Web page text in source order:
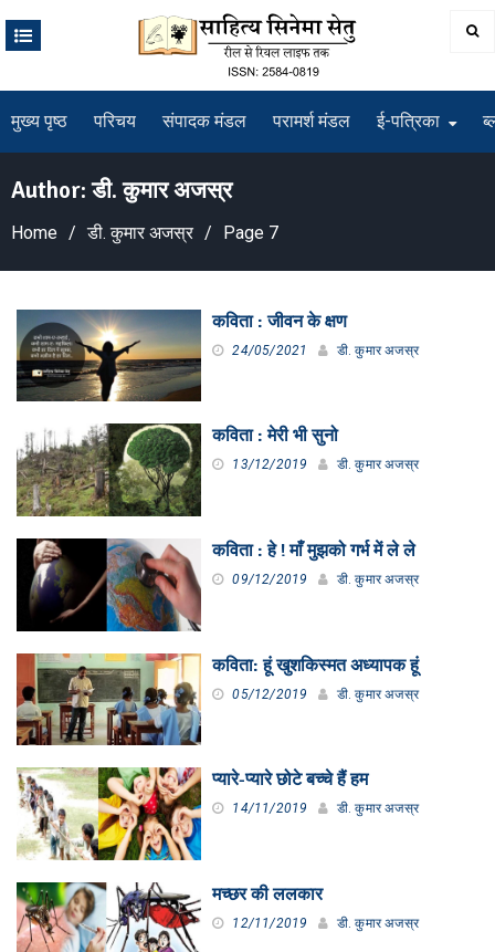
मुख्य पृष्ठ परिचय संपादक मंडल परामर्श मंडल ई-पत्रिका
Author:डी. कुमार अजस्र
Home डी. कुमार अजस्र Page 7
कविता : जीवन के क्षण
24/05/2021 डी. कुमार अजस्र
कविता : मेरी भी सुनो
13/12/2019 डी. कुमार अजस्र
कविता : हे ! माँ मुझको गर्भ में ले ले
09/12/2019 डी. कुमार अजस्र
कविता: हूं खुशकिस्मत अध्यापक हूं
05/12/2019 डी. कुमार अजस्र
प्यारे-प्यारे छोटे बच्चे हैं हम
14/11/2019 डी. कुमार अजस्र
मच्छर की ललकार
12/11/2019 डी. कुमार अजस्र